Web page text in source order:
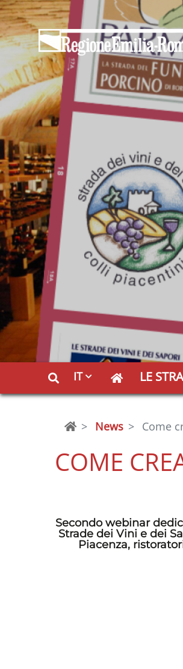
IT LE
News Come
COME
Secondo webinar
Strade dei Vini e dei
Piacenza,